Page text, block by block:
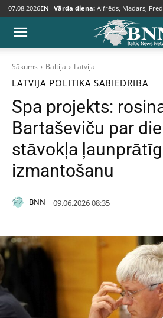
07.08.2026EN Vārda diena: Alfrēds, Madars,
Sākums Baltija Latvija
LATVIJA POLITIKA SABIEDRĪBA
Spa projekts:
Bartaševiču par
stāvokļa
izmantošanu
BNN 09.06.2026 08:35